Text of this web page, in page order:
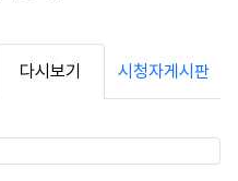
다시보기 시청자게시판